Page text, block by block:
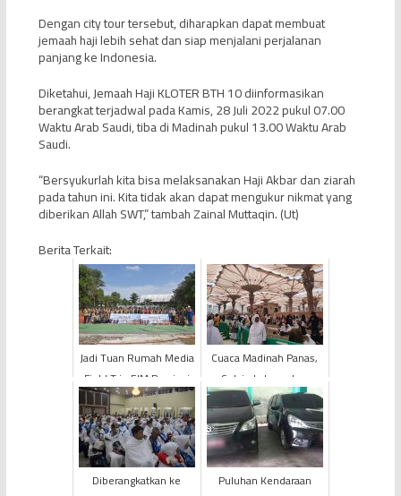
Dengan city tour tersebut, diharapkan dapat membuat
jemaah haji lebih sehat dan siap menjalani perjalanan
panjang ke Indonesia.
Diketahui, Jemaah Haji KLOTER BTH 10 diinformasikan
berangkat terjadwal pada Kamis, 28 Juli 2022 pukul 07.00
Waktu Arab Saudi, tiba di Madinah pukul 13.00 Waktu Arab
Saudi.
“Bersyukurlah kita bisa melaksanakan Haji Akbar dan ziarah
pada tahun ini. Kita tidak akan dapat mengukur nikmat yang
diberikan Allah SWT,” tambah Zainal Muttaqin. (Ut)
Berita Terkait:
Jadi Tuan Rumah Media
Field Trip FJM Provinsi
Jambi 2026, Pertamina
EP Field Jambi Te...
Cuaca Madinah Panas,
Selain Laksanakan
Shalat Arbain Jemaah
Haji Jambi Diimbau
Optima...
Diberangkatkan ke
Puluhan Kendaraan